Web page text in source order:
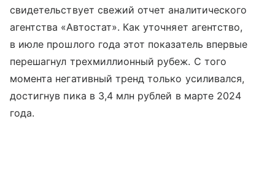
свидетельствует свежий отчет аналитического
агентства «Автостат». Как уточняет агентство,
в июле прошлого года этот показатель впервые
перешагнул трехмиллионный рубеж. С того
момента негативный тренд только усиливался,
достигнув пика в 3,4 млн рублей в марте 2024
года.